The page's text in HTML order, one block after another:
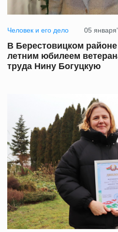
Человек и его дело 05
В Берестовицком
летним юбилеем
труда Нину Богуцкую